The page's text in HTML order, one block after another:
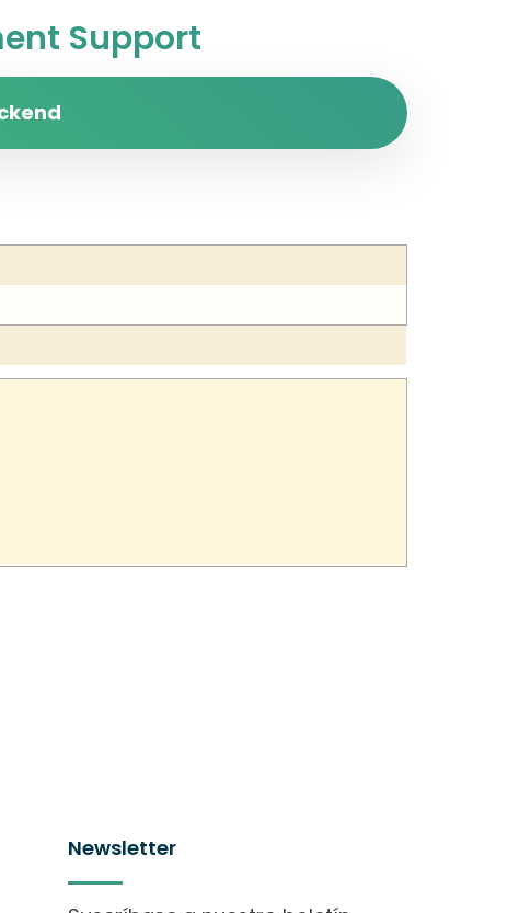
Support
Newsletter